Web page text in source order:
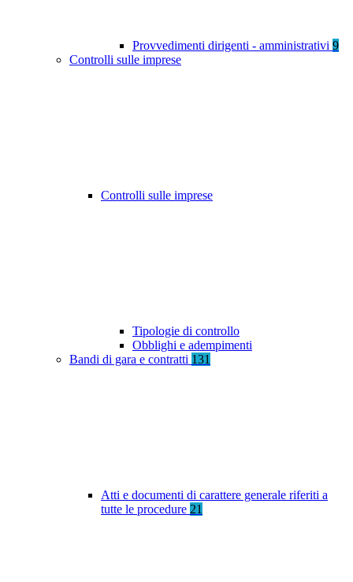
Provvedimenti dirigenti - amministrativi 9
Controlli sulle imprese
Controlli sulle imprese
Tipologie di controllo
Obblighi e adempimenti
Bandi di gara e contratti 131
Atti e documenti di carattere generale riferiti a
tutte le procedure 21